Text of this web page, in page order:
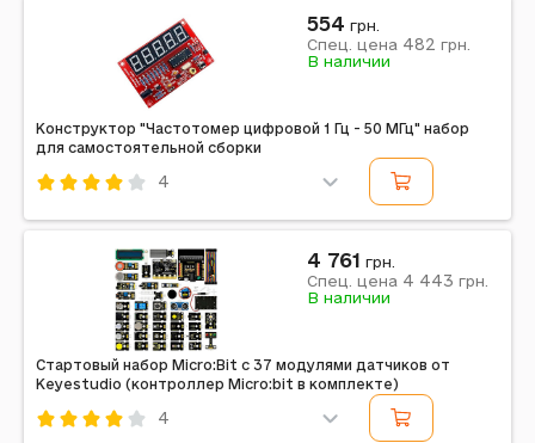
Конструктор "Частотомер цифровой 1 Гц - 50 МГц" набор
для самостоятельной сборки
4
554 грн.
Спец. цена 482 грн.
В наличии
Стартовый набор Micro:Bit с 37 модулями датчиков от
Keyestudio (контроллер Micro:bit в комплекте)
4
4 761 грн.
Спец. цена 4 443 грн.
В наличии